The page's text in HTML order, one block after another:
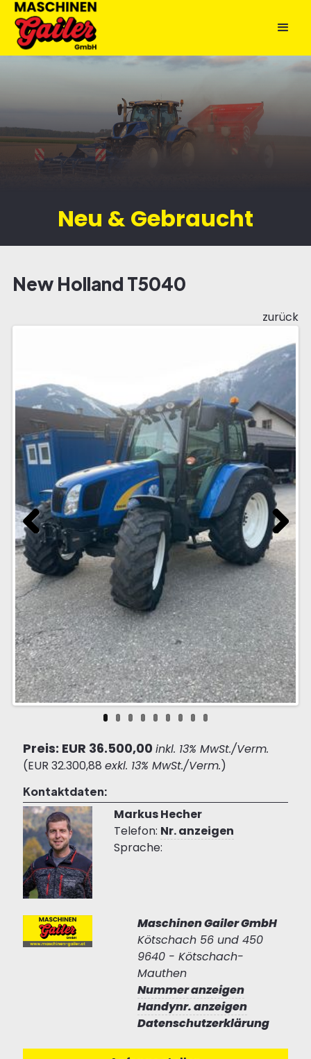
Neu & Gebraucht
New Holland T5040
zurück
Previous Next
Preis: EUR 36.500,00 inkl. 13% MwSt./Verm.
(EUR 32.300,88 exkl. 13% MwSt./Verm.)
Kontaktdaten:
Markus Hecher
Telefon: Nr. anzeigen
Sprache:
Maschinen Gailer GmbH
Kötschach 56 und 450
9640 - Kötschach-
Mauthen
Nummer anzeigen
Handynr. anzeigen
Datenschutzerklärung